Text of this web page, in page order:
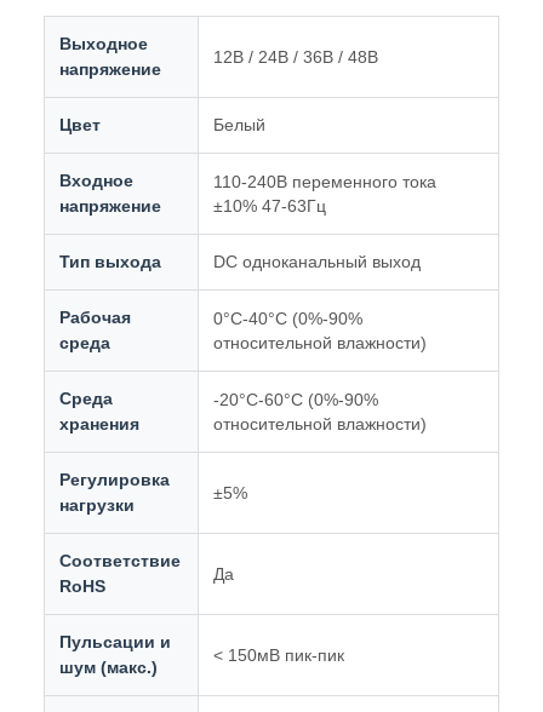
Выходное
напряжение
12В / 24В / 36В / 48В
Цвет Белый
Входное
напряжение
110-240В переменного тока
±10% 47-63Гц
Тип выхода DC одноканальный выход
Рабочая
среда
0°C-40°C (0%-90%
относительной влажности)
Среда
хранения
-20°C-60°C (0%-90%
относительной влажности)
Регулировка
нагрузки
±5%
Соответствие
RoHS
Да
Пульсации и
шум (макс.)
< 150мВ пик-пик